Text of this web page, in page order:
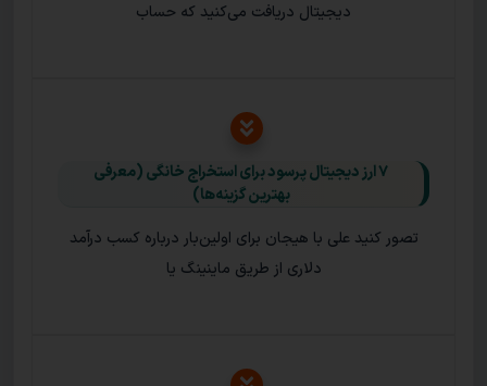
دیجیتال دریافت می‌کنید که حساب
۷ ارز دیجیتال پرسود برای استخراج خانگی (معرفی
بهترین گزینه‌ها)
تصور کنید علی با هیجان برای اولین‌بار درباره کسب درآمد
دلاری از طریق ماینینگ یا